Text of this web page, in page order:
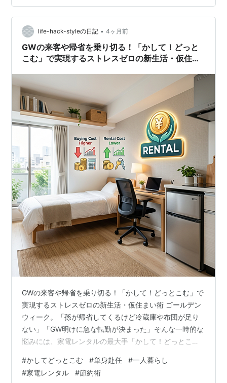
ん。ですから、まずはレンタルで試してみることにしま
した。家電のサブスク・レンタルサービス「レンティ
オ」 パナソニック ファインベールってどんなシャワーヘ
ッド？ パナソニッ…
life-hack-styleの日記 • 4ヶ月前
GWの来客や帰省を乗り切る！「かして！どっと
こむ」で実現するストレスゼロの新生活・仮住ま
GWの来客や帰省を乗り切る！「かして！どっとこむ」で
実現するストレスゼロの新生活・仮住まい術 ゴールデン
ウィーク。「孫が帰省してくるけど冷蔵庫や布団が足り
ない」「GW明けに急な転勤が決まった」そんな一時的な
悩みには、家電レンタルの最大手「かして！どっとこ
法やセットプランの詳細は、こちらの家電レンタル徹底
活用ガイドにて詳しく紹介しています。 life-hack-
#かしてどっとこむ #単身赴任 #一人暮らし
#家電レンタル #節約術